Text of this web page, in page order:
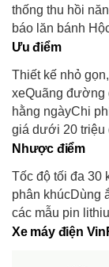
thống thu hồi
báo lăn bánh
Ưu điểm
Thiết kế nhỏ
xeQuãng đường
hằng ngàyChi
giá dưới 20 triệu
Nhược điểm
Tốc độ tối đa 30
phân khúcDùng
các mẫu pin
Xe máy điện